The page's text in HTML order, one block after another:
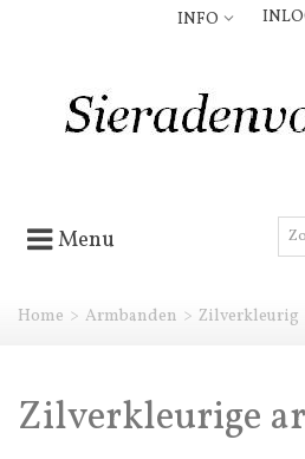
INFO
Menu
Home > Armbanden > Zilverkleurig
Zilverkleurige